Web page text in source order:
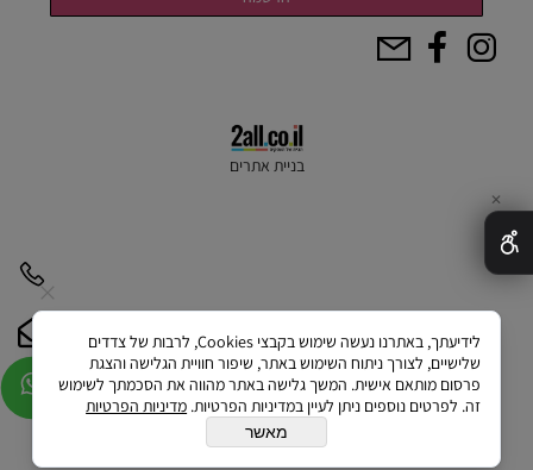
בניית אתרים
✕
לידיעתך, באתרנו נעשה שימוש בקבצי Cookies, לרבות של צדדים
שלישיים, לצורך ניתוח השימוש באתר, שיפור חוויית הגלישה והצגת
פרסום מותאם אישית. המשך גלישה באתר מהווה את הסכמתך לשימוש
זה. לפרטים נוספים ניתן לעיין במדיניות הפרטיות. מדיניות הפרטיות
מאשר